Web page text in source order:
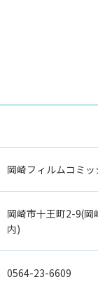
岡崎フィルムコミ
岡崎市十王町2-9(岡
内)
0564-23-6609